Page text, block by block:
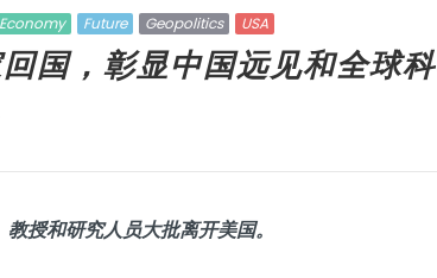
Economy Future Geopolitics USA
国，彰显中国远见和全球
授和研究人员大批离开美国。